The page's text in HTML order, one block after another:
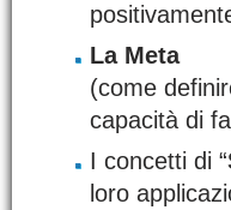
La Meta
(come
capacità di
I concetti di “
loro